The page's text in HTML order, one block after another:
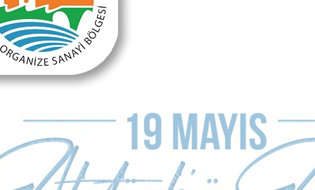
KOTAN PROJELERİNİ ANLATTI
yoksulluğu yok etmeye geliyoruz